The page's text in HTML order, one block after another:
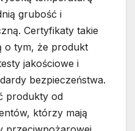
grubość i
Certyfikaty takie
o tym, że produkt
jakościowe i
bezpieczeństwa.
produkty od
którzy mają